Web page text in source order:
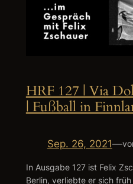
HRF 127 | Via
| Fußball in
Sep. 26, 2021—
In Ausgabe 127 ist Felix
Berlin, verliebte er sich